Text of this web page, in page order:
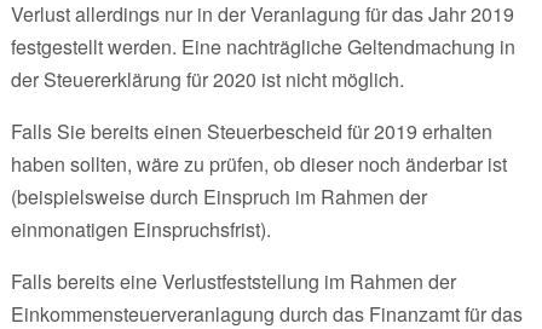
Verlust allerdings nur in der Veranlagung für das Jahr 2019
festgestellt werden. Eine nachträgliche Geltendmachung in
der Steuererklärung für 2020 ist nicht möglich.
Falls Sie bereits einen Steuerbescheid für 2019 erhalten
haben sollten, wäre zu prüfen, ob dieser noch änderbar ist
(beispielsweise durch Einspruch im Rahmen der
einmonatigen Einspruchsfrist).
Falls bereits eine Verlustfeststellung im Rahmen der
Einkommensteuerveranlagung durch das Finanzamt für das